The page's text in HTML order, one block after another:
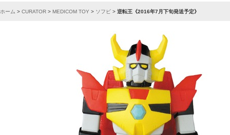
ホーム > CURATOR > MEDICOM TOY > ソフビ > 逆転王《2016年7月下旬発送予定》